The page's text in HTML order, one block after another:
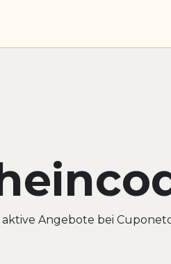
aktive Angebote bei